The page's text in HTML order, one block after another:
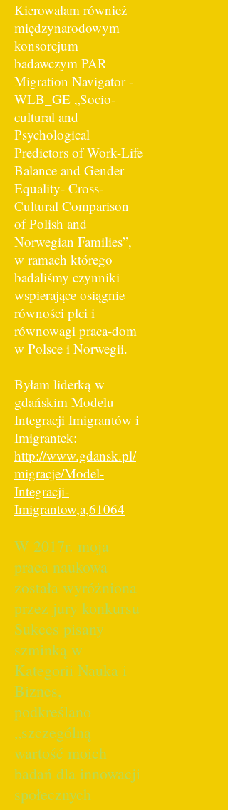
Kierowałam również
międzynarodowym
konsorcjum
badawczym PAR
Migration Navigator -
WLB_GE „Socio-
cultural and
Psychological
Predictors of Work-Life
Balance and Gender
Equality- Cross-
Cultural Comparison
of Polish and
Norwegian Families”,
w ramach którego
badaliśmy czynniki
wspierające osiągnie
równości płci i
równowagi praca-dom
w Polsce i Norwegii.
Byłam liderkąw
gdańskim Modelu
Integracji Imigrantów i
Imigrantek:
http://www.gdansk.pl/
migracje/Model-
Integracji-
Imigrantow,a,61064
W 2017r. moja
praca naukowa
została wyróżniona
przez jury konkursu
Sukces pisany
szminką w
Kategorii Nauka i
Biznes,
podkreślano
„szczególną
wartość moich
badań dla innowacji
społecznych